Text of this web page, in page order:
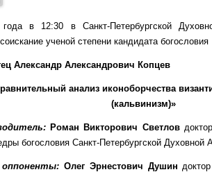
в 12:30 в Санкт-Петербургской
ученой степени кандидата богословия
Александр Александрович Копцев
анализ иконоборчества
(кальвинизм)»
Роман Викторович Светлов
богословия Санкт-Петербургской Духовной
Олег Эрнестович Душин